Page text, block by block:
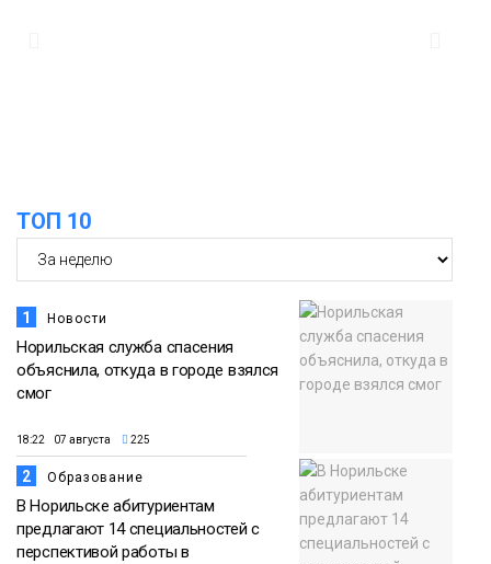
ТОП 10
1 Новости
Норильская служба спасения
объяснила, откуда в городе взялся
смог
18:22 07 августа 225
2 Образование
В Норильске абитуриентам
предлагают 14 специальностей с
перспективой работы в